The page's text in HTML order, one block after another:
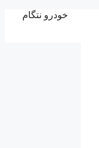
خودرو نتگام